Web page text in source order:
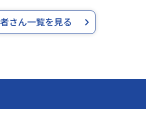
さん一覧を見る